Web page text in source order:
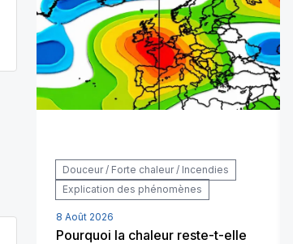
Douceur / Forte chaleur / Incendies
Explication des phénomènes
8 Août 2026
Pourquoi la chaleur reste-t-elle